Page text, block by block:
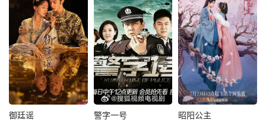
御廷谣 警字一号 昭阳公主